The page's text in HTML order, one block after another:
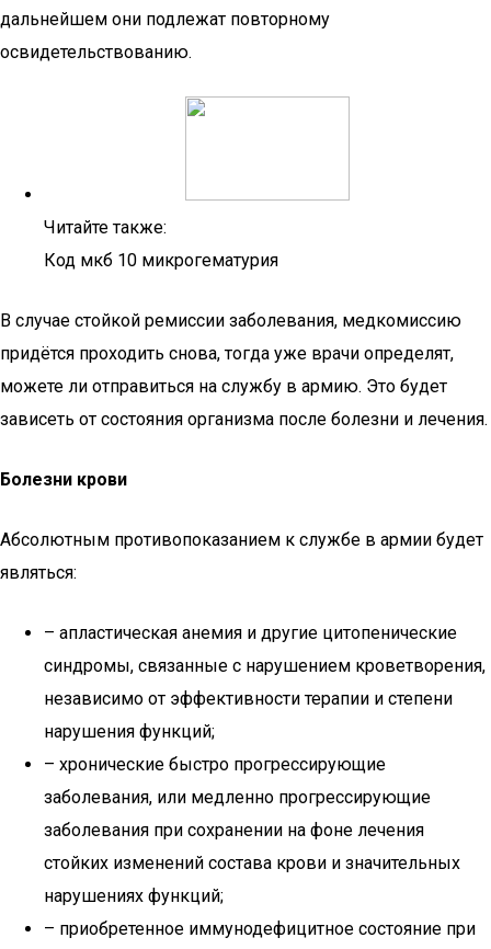
дальнейшем они подлежат повторному
освидетельствованию.
Читайте также:
Код мкб 10 микрогематурия
В случае стойкой ремиссии заболевания, медкомиссию
придётся проходить снова, тогда уже врачи определят,
можете ли отправиться на службу в армию. Это будет
зависеть от состояния организма после болезни и лечения.
Болезни крови
Абсолютным противопоказанием к службе в армии будет
являться:
– апластическая анемия и другие цитопенические
синдромы, связанные с нарушением кроветворения,
независимо от эффективности терапии и степени
нарушения функций;
– хронические быстро прогрессирующие
заболевания, или медленно прогрессирующие
заболевания при сохранении на фоне лечения
стойких изменений состава крови и значительных
нарушениях функций;
– приобретенное иммунодефицитное состояние при